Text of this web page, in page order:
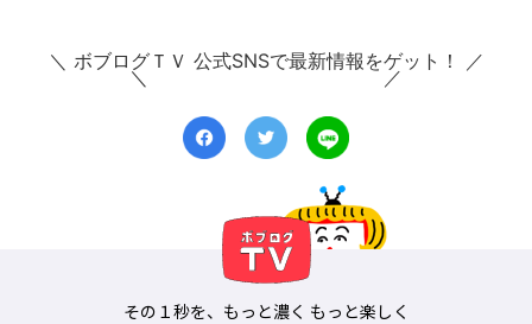
＼ ボブログＴＶ 公式SNSで最新情報をゲット！ ／
その１秒を、もっと濃く もっと楽しく